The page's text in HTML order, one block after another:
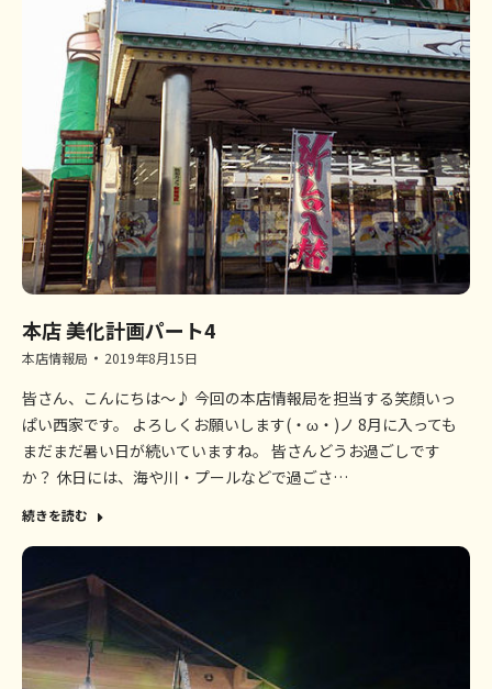
本店 美化計画パート4
本店情報局 2019年8月15日
皆さん、こんにちは～♪ 今回の本店情報局を担当する笑顔いっ
ぱい西家です。 よろしくお願いします(・ω・)ノ 8月に入っても
まだまだ暑い日が続いていますね。 皆さんどうお過ごしです
か？ 休日には、海や川・プールなどで過ごさ…
続きを読む